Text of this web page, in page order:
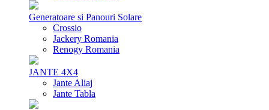
Generatoare si Panouri Solare
Crossio
Jackery Romania
Renogy Romania
JANTE 4X4
Jante Aliaj
Jante Tabla